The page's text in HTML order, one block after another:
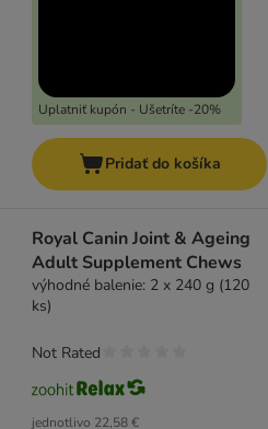
Uplatniť kupón - Ušetríte -20%
Pridať do košíka
Royal Canin Joint & Ageing
Adult Supplement Chews
výhodné balenie: 2 x 240 g (120
ks)
jednotlivo 22,58 €
Not Rated